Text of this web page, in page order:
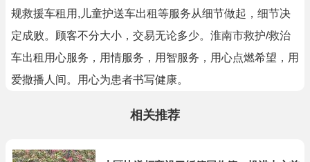
规救援车租用,儿童护送车出租等服务从细节做起，细节决
定成败。顾客不分大小，交易无论多少。淮南市救护/救治
车出租用心服务，用情服务，用智服务，用心点燃希望，用
爱撒播人间。用心为患者书写健康。
相关推荐